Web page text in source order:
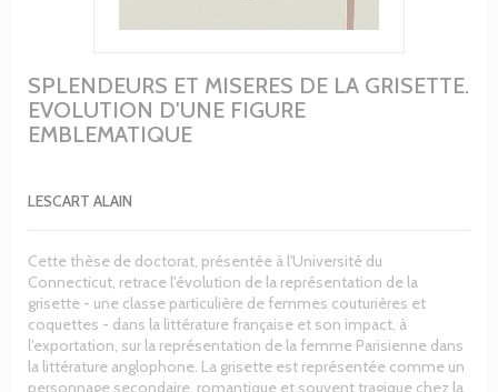
SPLENDEURS ET MISERES DE LA GRISETTE.
EVOLUTION D'UNE FIGURE
EMBLEMATIQUE
LESCART ALAIN
Cette thèse de doctorat, présentée à l'Université du
Connecticut, retrace l'évolution de la représentation de la
grisette - une classe particulière de femmes couturières et
coquettes - dans la littérature française et son impact, à
l'exportation, sur la représentation de la femme Parisienne dans
la littérature anglophone. La grisette est représentée comme un
personnage secondaire, romantique et souvent tragique chez la